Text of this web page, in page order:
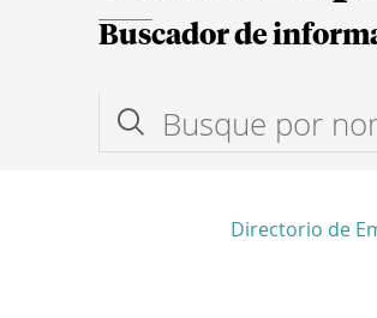
Buscador de
Directorio de